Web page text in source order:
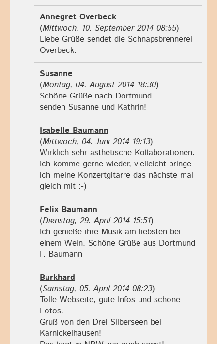
Annegret Overbeck
(Mittwoch, 10. September 2014 08:55)
Liebe Grüße sendet die Schnapsbrennerei
Overbeck.
Susanne
(Montag, 04. August 2014 18:30)
Schöne Grüße nach Dortmund
senden Susanne und Kathrin!
Isabelle Baumann
(Mittwoch, 04. Juni 2014 19:13)
Wirklich sehr ästhetische Kollaborationen.
Ich komme gerne wieder, vielleicht bringe
ich meine Konzertgitarre das nächste mal
gleich mit :-)
Felix Baumann
(Dienstag, 29. April 2014 15:51)
Ich genieße ihre Musik am liebsten bei
einem Wein. Schöne Grüße aus Dortmund
F. Baumann
Burkhard
(Samstag, 05. April 2014 08:23)
Tolle Webseite, gute Infos und schöne
Fotos.
Gruß von den Drei Silberseen bei
Karnickelhausen!